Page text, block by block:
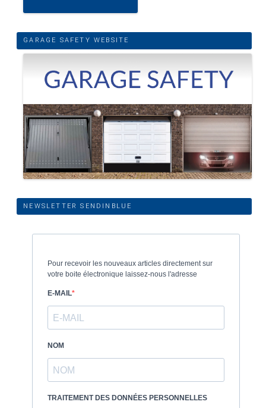
GARAGE SAFETY WEBSITE
NEWSLETTER SENDINBLUE